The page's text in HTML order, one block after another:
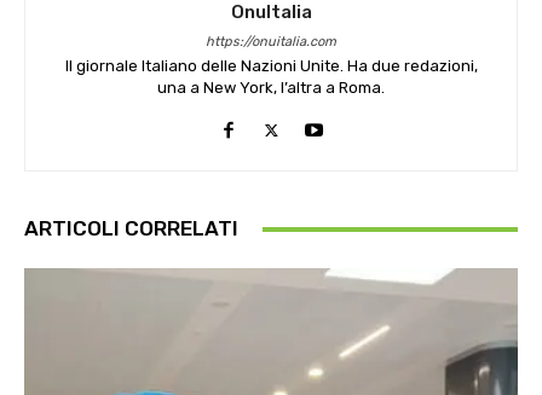
OnuItalia
https://onuitalia.com
Il giornale Italiano delle Nazioni Unite. Ha due redazioni,
una a New York, l’altra a Roma.
ARTICOLI CORRELATI